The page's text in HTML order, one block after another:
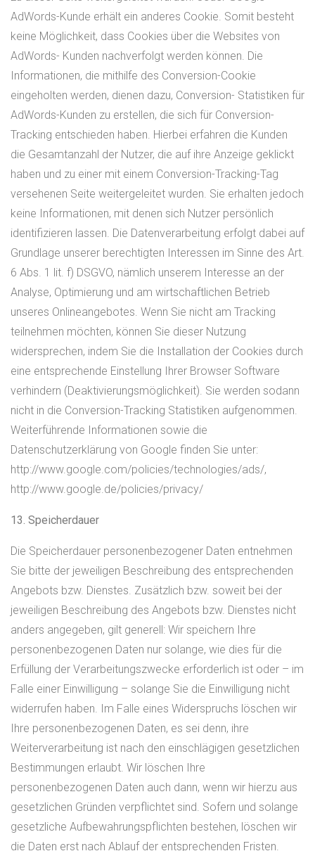
AdWords-Kunde erhält ein anderes Cookie. Somit besteht
keine Möglichkeit, dass Cookies über die Websites von
AdWords- Kunden nachverfolgt werden können. Die
Informationen, die mithilfe des Conversion-Cookie
eingeholten werden, dienen dazu, Conversion- Statistiken für
AdWords-Kunden zu erstellen, die sich für Conversion-
Tracking entschieden haben. Hierbei erfahren die Kunden
die Gesamtanzahl der Nutzer, die auf ihre Anzeige geklickt
haben und zu einer mit einem Conversion-Tracking-Tag
versehenen Seite weitergeleitet wurden. Sie erhalten jedoch
keine Informationen, mit denen sich Nutzer persönlich
identifizieren lassen. Die Datenverarbeitung erfolgt dabei auf
Grundlage unserer berechtigten Interessen im Sinne des Art.
6 Abs. 1 lit. f) DSGVO, nämlich unserem Interesse an der
Analyse, Optimierung und am wirtschaftlichen Betrieb
unseres Onlineangebotes. Wenn Sie nicht am Tracking
teilnehmen möchten, können Sie dieser Nutzung
widersprechen, indem Sie die Installation der Cookies durch
eine entsprechende Einstellung Ihrer Browser Software
verhindern (Deaktivierungsmöglichkeit). Sie werden sodann
nicht in die Conversion-Tracking Statistiken aufgenommen.
Weiterführende Informationen sowie die
Datenschutzerklärung von Google finden Sie unter:
http://www.google.com/policies/technologies/ads/,
http://www.google.de/policies/privacy/
13. Speicherdauer
Die Speicherdauer personenbezogener Daten entnehmen
Sie bitte der jeweiligen Beschreibung des entsprechenden
Angebots bzw. Dienstes. Zusätzlich bzw. soweit bei der
jeweiligen Beschreibung des Angebots bzw. Dienstes nicht
anders angegeben, gilt generell: Wir speichern Ihre
personenbezogenen Daten nur solange, wie dies für die
Erfüllung der Verarbeitungszwecke erforderlich ist oder – im
Falle einer Einwilligung – solange Sie die Einwilligung nicht
widerrufen haben. Im Falle eines Widerspruchs löschen wir
Ihre personenbezogenen Daten, es sei denn, ihre
Weiterverarbeitung ist nach den einschlägigen gesetzlichen
Bestimmungen erlaubt. Wir löschen Ihre
personenbezogenen Daten auch dann, wenn wir hierzu aus
gesetzlichen Gründen verpflichtet sind. Sofern und solange
gesetzliche Aufbewahrungspflichten bestehen, löschen wir
die Daten erst nach Ablauf der entsprechenden Fristen.